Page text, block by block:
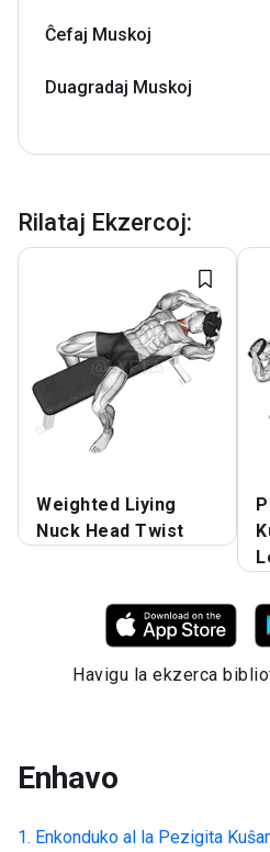
Ĉefaj Muskoj
Duagradaj Muskoj
Rilataj Ekzercoj:
Weighted Liying
Nuck Head Twist
Havigu la ekzerca
Enhavo
Enkonduko al la Pezigita